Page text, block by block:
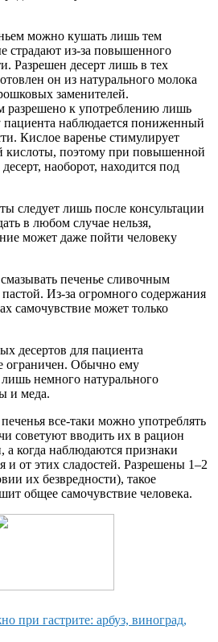
можно кушать лишь тем
страдают из-за повышенного
Разрешен десерт лишь в тех
он из натурального молока
заменителей.
разрешено к употреблению лишь
пациента наблюдается пониженный
Кислое варенье стимулирует
кислоты, поэтому при повышенной
наоборот, находится под
следует лишь после консультации
в любом случае нельзя,
может даже пойти человеку
печенье сливочным
Из-за огромного содержания
самочувствие может только
десертов для пациента
ограничен. Обычно ему
немного натурального
и меда.
все-таки можно употреблять
советуют вводить их в рацион
когда наблюдаются признаки
и от этих сладостей. Разрешены 1–2
их безвредности), такое
общее самочувствие человека.
при гастрите: арбуз, виноград,